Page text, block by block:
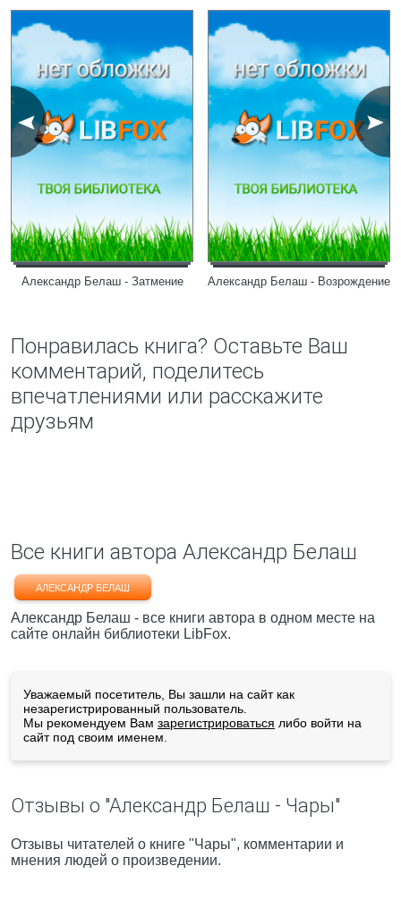
Александр Белаш - Затмение Александр Белаш - Возрождение
Понравилась книга? Оставьте Ваш
комментарий, поделитесь
впечатлениями или расскажите
друзьям
Все книги автора Александр Белаш
АЛЕКСАНДР БЕЛАШ
Александр Белаш - все книги автора в одном месте на
сайте онлайн библиотеки LibFox.
Уважаемый посетитель, Вы зашли на сайт как
незарегистрированный пользователь.
Мы рекомендуем Вам зарегистрироваться либо войти на
сайт под своим именем.
Отзывы о "Александр Белаш - Чары"
Отзывы читателей о книге "Чары", комментарии и
мнения людей о произведении.